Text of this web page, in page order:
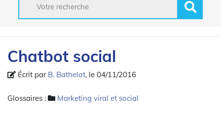
Chatbot social
Écrit par B. Bathelot, le 04/11/2016
Glossaires : Marketing viral et social